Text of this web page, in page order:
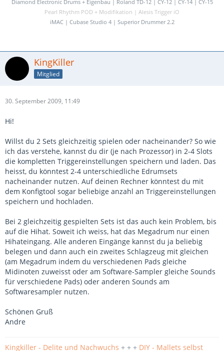
Diamond Electronic Drums + Eigenbau | Roland TD-12 | CY-12 | CY-14 | CY-15
Pearl Rhythm POD + Modifikation | Alesis Trigger iO
iMAC | Cubase Studio 4 | Superior Drummer 2.2
KingKiller
Mitglied
30. September 2009, 11:49
Hi!
Willst du 2 Sets gleichzeitig spielen oder nacheinander? So wie
ich das verstehe, kannst du dir (je nach Prozessor) in 2-4 Slots
die kompletten Triggereinstellungen speichern und laden. Das
heisst, du könntest 2-4 unterschiedliche Edrumsets
nacheinander nutzen. Auf deinen Rechner könntest du mit
dem Konfigtool sogar beliebige anzahl an Triggereinstellungen
speichern und hochladen.
Bei 2 gleichzeitig gespielten Sets ist das auch kein Problem, bis
auf die Hihat. Soweit ich weiss, hat das Megadrum nur einen
Hihateingang. Alle anderen Eingänge kannst du ja beliebig
belegen und dann auch ein zweites Schlagzeug mit gleichen
(am Megadrum indem du verschiedenen Pads gleiche
Midinoten zuweisst oder am Software-Sampler gleiche Sounds
für verschiedene Pads) oder anderen Sounds am
Softwaresampler nutzen.
Schönen Gruß
Andre
Kingkiller - Delite und Nachwuchs + + + DIY - Mallets selbst